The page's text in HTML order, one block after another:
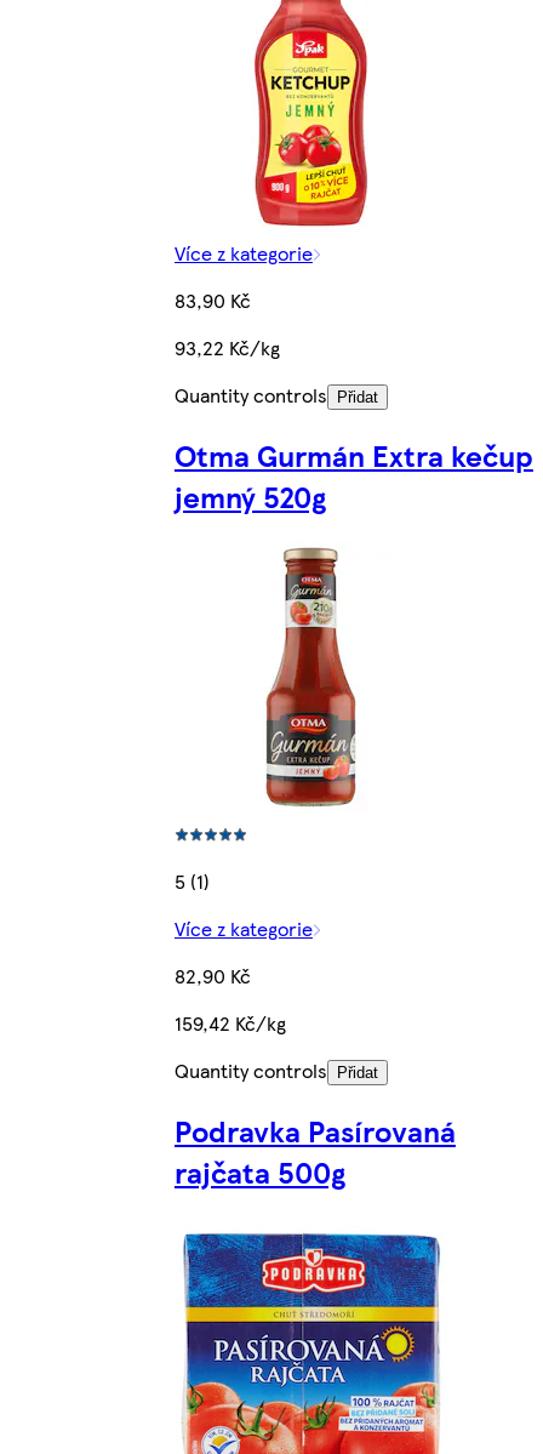
Více z kategorie
83,90 Kč
93,22 Kč/kg
Quantity controls
Přidat
Otma Gurmán Extra kečup
jemný 520g
5 (1)
Více z kategorie
82,90 Kč
159,42 Kč/kg
Quantity controls
Přidat
Podravka Pasírovaná
rajčata 500g